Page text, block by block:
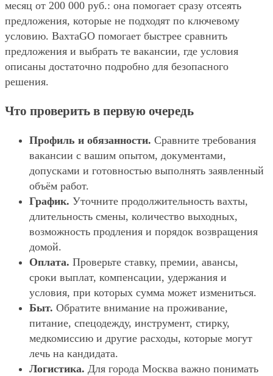
месяц от 200 000 руб.: она помогает сразу отсеять
предложения, которые не подходят по ключевому
условию. ВахтаGO помогает быстрее сравнить
предложения и выбрать те вакансии, где условия
описаны достаточно подробно для безопасного
решения.
Что проверить в первую очередь
Профиль и обязанности. Сравните требования
вакансии с вашим опытом, документами,
допусками и готовностью выполнять заявленный
объём работ.
График. Уточните продолжительность вахты,
длительность смены, количество выходных,
возможность продления и порядок возвращения
домой.
Оплата. Проверьте ставку, премии, авансы,
сроки выплат, компенсации, удержания и
условия, при которых сумма может измениться.
Быт. Обратите внимание на проживание,
питание, спецодежду, инструмент, стирку,
медкомиссию и другие расходы, которые могут
лечь на кандидата.
Логистика. Для города Москва важно понимать